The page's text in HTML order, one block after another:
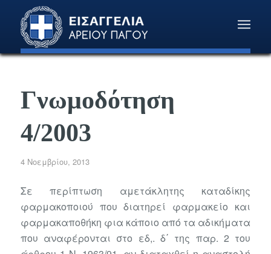
Γνωμοδότηση
4/2003
4 Νοεμβρίου, 2013
Σε περίπτωση αμετάκλητης καταδίκης
φαρμακοποιού που διατηρεί φαρμακείο και
φαρμακαποθήκη φια κάποιο από τα αδικήματα
που αναφέρονται στο εδ,. δ΄ της παρ. 2 του